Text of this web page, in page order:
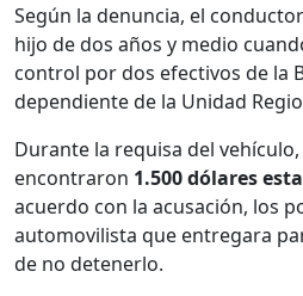
Según la denuncia, el
hijo de dos años y medio
control por dos efectivos de la
dependiente de la Unidad
Durante la requisa del
encontraron 1.500 dólares
acuerdo con la acusación, los
automovilista que entregara
de no detenerlo.